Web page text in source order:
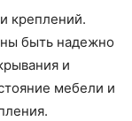
креплений.
быть надежно
и
мебели и